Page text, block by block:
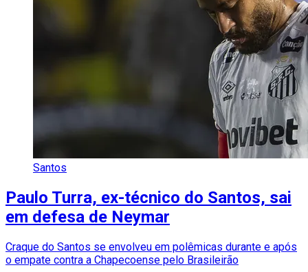
Santos
Paulo Turra, ex-técnico do Santos, sai
em defesa de Neymar
Craque do Santos se envolveu em polêmicas durante e após
o empate contra a Chapecoense pelo Brasileirão